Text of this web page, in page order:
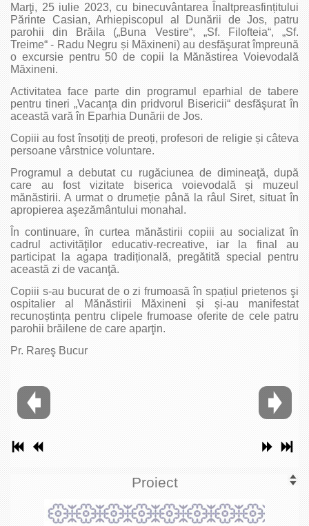
Marţi, 25 iulie 2023, cu binecuvântarea Înaltpreasfințitului
Părinte Casian, Arhiepiscopul al Dunării de Jos, patru
parohii din Brăila („Buna Vestire“, „Sf. Filofteia“, „Sf.
Treime“ - Radu Negru și Măxineni) au desfăşurat împreună
o excursie pentru 50 de copii la Mănăstirea Voievodală
Măxineni.
Activitatea face parte din programul eparhial de tabere
pentru tineri „Vacanţa din pridvorul Bisericii“ desfăşurat în
această vară în Eparhia Dunării de Jos.
Copiii au fost însoțiți de preoți, profesori de religie și câteva
persoane vârstnice voluntare.
Programul a debutat cu rugăciunea de dimineaţă, după
care au fost vizitate biserica voievodală și muzeul
mănăstirii. A urmat o drumeție până la râul Siret, situat în
apropierea aşezământului monahal.
În continuare, în curtea mănăstirii copiii au socializat în
cadrul activităţilor educativ-recreative, iar la final au
participat la agapa tradițională, pregătită special pentru
această zi de vacanţă.
Copiii s-au bucurat de o zi frumoasă în spațiul prietenos şi
ospitalier al Mănăstirii Măxineni și și-au manifestat
recunoștința pentru clipele frumoase oferite de cele patru
parohii brăilene de care aparţin.
Pr. Rareş Bucur
Proiect